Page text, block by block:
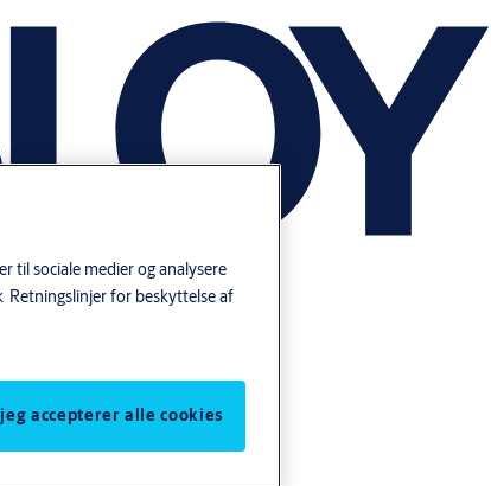
til sociale medier og analysere
Retningslinjer for beskyttelse af
accepterer alle cookies